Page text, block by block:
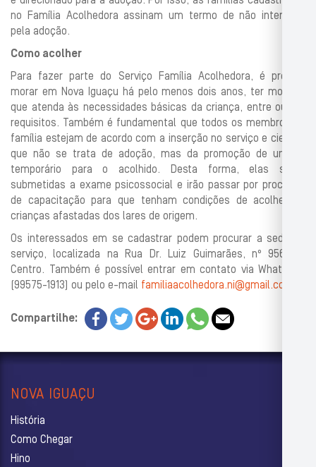
no Família Acolhedora assinam um termo de não interesse
pela adoção.
Como acolher
Para fazer parte do Serviço Família Acolhedora, é preciso
morar em Nova Iguaçu há pelo menos dois anos, ter moradia
que atenda às necessidades básicas da criança, entre outros
requisitos. Também é fundamental que todos os membros da
família estejam de acordo com a inserção no serviço e cientes
que não se trata de adoção, mas da promoção de um lar
temporário para o acolhido. Desta forma, elas serão
submetidas a exame psicossocial e irão passar por processo
de capacitação para que tenham condições de acolher as
crianças afastadas dos lares de origem.
Os interessados em se cadastrar podem procurar a sede do
serviço, localizada na Rua Dr. Luiz Guimarães, nº 956, no
Centro. Também é possível entrar em contato via WhatsApp
(99575-1913) ou pelo e-mail familiaacolhedora.ni@gmail.com
Compartilhe:
NOVA IGUAÇU
História
Como Chegar
Hino